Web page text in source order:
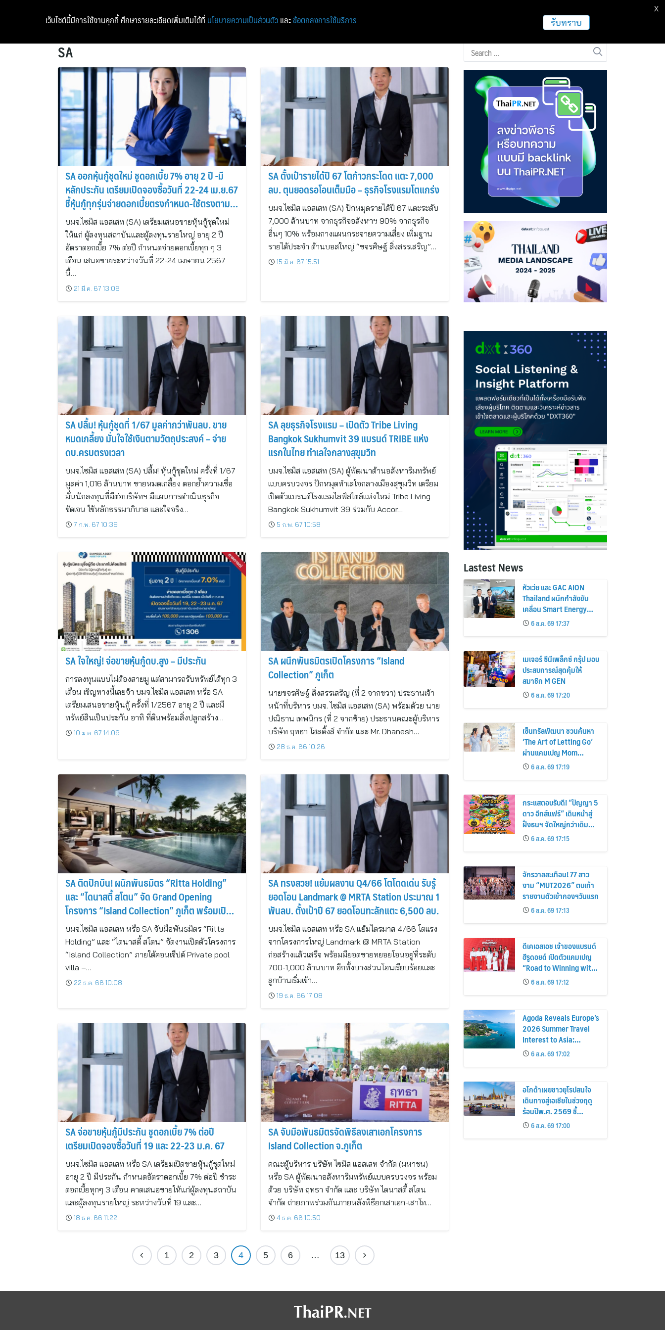
หน้าแรก ท่องเที่ยว ฝากข่าวประชาสัมพันธ์
SA
SA ออกหุ้นกู้ชุดใหม่ ชูดอกเบี้ย 7% อายุ 2 ปี -มี
หลักประกัน เตรียมเปิดจองซื้อวันที่ 22-24 เม.ย.67
ชี้หุ้นกู้ทุกรุ่นจ่ายดอกเบี้ยตรงกำหนด-ใช้ตรงตาม
วัตถุประสงค์
บมจ.ไซมิส แอสเสท (SA) เตรียมเสนอขายหุ้นกู้ชุดใหม่
ให้แก่ ผู้ลงทุนสถาบันและผู้ลงทุนรายใหญ่ อายุ 2 ปี
อัตราดอกเบี้ย 7% ต่อปี กำหนดจ่ายดอกเบี้ยทุก ๆ 3
เดือน เสนอขายระหว่างวันที่ 22-24 เมษายน 2567
นี้…
21 มี.ค. 67 13:06
SA ตั้งเป้ารายได้ปี 67 โตก้าวกระโดด แตะ 7,000
ลบ. ตุนยอดรอโอนเต็มมือ – ธุรกิจโรงแรมโตแกร่ง
บมจ.ไซมิส แอสเสท (SA) ปักหมุดรายได้ปี 67 แตะระดับ
7,000 ล้านบาท จากธุรกิจอสังหาฯ 90% จากธุรกิจ
อื่นๆ 10% พร้อมกางแผนกระจายความเสี่ยง เพิ่มฐาน
รายได้ประจำ ด้านบอสใหญ่ “ขจรศิษฐ์ สิ่งสรรเสริญ”…
15 มี.ค. 67 15:51
SA ปลื้ม! หุ้นกู้ชุดที่ 1/67 มูลค่ากว่าพันลบ. ขาย
หมดเกลี้ยง มั่นใจใช้เงินตามวัตถุประสงค์ – จ่าย
ดบ.ครบตรงเวลา
บมจ.ไซมิส แอสเสท (SA) ปลื้ม! หุ้นกู้ชุดใหม่ ครั้งที่ 1/67
มูลค่า 1,016 ล้านบาท ขายหมดเกลี้ยง ตอกย้ำความเชื่อ
มั่นนักลงทุนที่มีต่อบริษัทฯ มีแผนการดำเนินธุรกิจ
ชัดเจน ใช้หลักธรรมาภิบาล และใจจริง…
7 ก.พ. 67 10:39
SA ลุยธุรกิจโรงแรม – เปิดตัว Tribe Living
Bangkok Sukhumvit 39 แบรนด์ TRIBE แห่ง
แรกในไทย ทำเลใจกลางสุขุมวิท
บมจ.ไซมิส แอสเสท (SA) ผู้พัฒนาด้านอสังหาริมทรัพย์
แบบครบวงจร ปักหมุดทำเลใจกลางเมืองสุขุมวิท เตรียม
เปิดตัวแบรนด์โรงแรมไลฟ์สไตล์แห่งใหม่ Tribe Living
Bangkok Sukhumvit 39 ร่วมกับ Accor…
5 ก.พ. 67 10:58
SA ใจใหญ่! จ่อขายหุ้นกู้ดบ.สูง – มีประกัน
การลงทุนแบบไม่ต้องสายมู แต่สามารถรับทรัพย์ได้ทุก 3
เดือน เชิญทางนี้เลยจ้า บมจ.ไซมิส แอสเสท หรือ SA
เตรียมเสนอขายหุ้นกู้ ครั้งที่ 1/2567 อายุ 2 ปี และมี
ทรัพย์สินเป็นประกัน อาทิ ที่ดินพร้อมสิ่งปลูกสร้าง…
10 ม.ค. 67 14:09
SA ผนึกพันธมิตรเปิดโครงการ “Island
Collection” ภูเก็ต
นายขจรศิษฐ์ สิ่งสรรเสริญ (ที่ 2 จากขวา) ประธานเจ้า
หน้าที่บริหาร บมจ. ไซมิส แอสเสท (SA) พร้อมด้วย นาย
ปณิธาน เทพนิกร (ที่ 2 จากซ้าย) ประธานคณะผู้บริหาร
บริษัท ฤทธา โฮลดิ้งส์ จำกัด และ Mr. Dhanesh…
28 ธ.ค. 66 10:26
SA ติดปีกบิน! ผนึกพันธมิตร “Ritta Holding”
และ “ไดนาสตี้ สโตน” จัด Grand Opening
โครงการ “Island Collection” ภูเก็ต พร้อมเปิด
Pre-Sale แล้ววันนี้
บมจ.ไซมิส แอสเสท หรือ SA จับมือพันธมิตร “Ritta
Holding” และ “ไดนาสตี้ สโตน” จัดงานเปิดตัวโครงการ
“Island Collection” ภายใต้คอนเซ็ปต์ Private pool
villa –…
22 ธ.ค. 66 10:08
SA ทรงสวย! แย้มผลงาน Q4/66 โตโดดเด่น รับรู้
ยอดโอน Landmark @ MRTA Station ประมาณ 1
พันลบ. ตั้งเป้าปี 67 ยอดโอนทะลักแตะ 6,500 ลบ.
บมจ.ไซมิส แอสเสท หรือ SA แย้มไตรมาส 4/66 โตแรง
จากโครงการใหญ่ Landmark @ MRTA Station
ก่อสร้างแล้วเสร็จ พร้อมมียอดขายทยอยโอนอยู่ที่ระดับ
700-1,000 ล้านบาท อีกทั้งบางส่วนโอนเรียบร้อยและ
ลูกบ้านเริ่มเข้า…
19 ธ.ค. 66 17:08
SA จ่อขายหุ้นกู้มีประกัน ชูดอกเบี้ย 7% ต่อปี
เตรียมเปิดจองซื้อวันที่ 19 และ 22-23 ม.ค. 67
บมจ.ไซมิส แอสเสท หรือ SA เตรียมเปิดขายหุ้นกู้ชุดใหม่
อายุ 2 ปี มีประกัน กำหนดอัตราดอกเบี้ย 7% ต่อปี ชำระ
ดอกเบี้ยทุกๆ 3 เดือน คาดเสนอขายให้แก่ผู้ลงทุนสถาบัน
และผู้ลงทุนรายใหญ่ ระหว่างวันที่ 19 และ…
18 ธ.ค. 66 11:22
SA จับมือพันธมิตรจัดพิธีลงเสาเอกโครงการ
Island Collection จ.ภูเก็ต
คณะผู้บริหาร บริษัท ไซมิส แอสเสท จำกัด (มหาชน)
หรือ SA ผู้พัฒนาอสังหาริมทรัพย์แบบครบวงจร พร้อม
ด้วย บริษัท ฤทธา จำกัด และ บริษัท ไดนาสตี้ สโตน
จำกัด ถ่ายภาพร่วมกันภายหลังพิธียกเสาเอก-เสาโท…
4 ธ.ค. 66 10:50
1 2 3 4 5 6 … 13
Lastest News
หัวเว่ย และ GAC AION
Thailand ผนึกกำลังขับ
เคลื่อน Smart Energy
Ecosystem เชื่อม GAC
GN8 PHEV รถยนต์ MPV
ระดับพรีเมียม เข้ากับ
พลังงานแสงอาทิตย์ภายใน
บ้าน
6 ส.ค. 69 17:37
เมเจอร์ ซีนีเพล็กซ์ กรุ้ป มอบ
ประสบการณ์สุดคุ้มให้
สมาชิก M GEN
6 ส.ค. 69 17:20
เซ็นทรัลพัฒนา ชวนค้นหา
‘The Art of Letting Go’
ผ่านแคมเปญ Mom
Moments: Proud Mom.
Proud of My Mom.
6 ส.ค. 69 17:19
กระแสตอบรับดี! “ปัญญา 5
ดาว อีทส์แฟร์” เดินหน้าสู่
ฝั่งธนฯ จัดใหญ่กว่าเดิม
ร้านเด็ดเพิ่ม อิ่มฟิน 10 วัน
เต็ม!
6 ส.ค. 69 17:15
จักรวาลสะเทือน! 77 สาว
งาม “MUT2026” ตบเท้า
รายงานตัวเข้ากองฯวันแรก
6 ส.ค. 69 17:13
ดีเคเอสเอช เจ้าของแบรนด์
ฮีรูดอยด์ เปิดตัวแคมเปญ
“Road to Winning with
the MPS Science”
6 ส.ค. 69 17:12
Agoda Reveals Europe’s
2026 Summer Travel
Interest to Asia:
Bangkok, Koh Samui,
and Pattaya Among the
Top Cities
6 ส.ค. 69 17:02
อโกด้าเผยชาวยุโรปสนใจ
เดินทางสู่เอเชียในช่วงฤดู
ร้อนปีพ.ศ. 2569 ชี้
กรุงเทพฯ เกาะสมุย และ
พัทยา ติดอันดับเมืองยอด
นิยม
6 ส.ค. 69 17:00
เว็บไซต์นี้มีการใช้งานคุกกี้ ศึกษารายละเอียดเพิ่มเติมได้ที่ นโยบายความเป็นส่วนตัว และ ข้อตกลงการใช้บริการ รับทราบ
X